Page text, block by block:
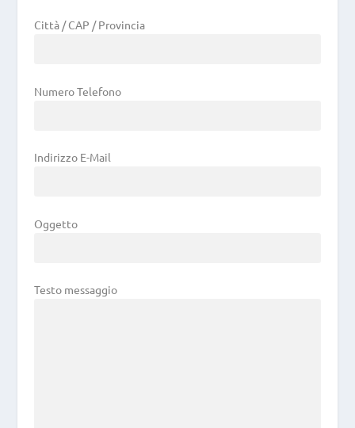
Città / CAP / Provincia
Numero Telefono
Indirizzo E-Mail
Oggetto
Testo messaggio